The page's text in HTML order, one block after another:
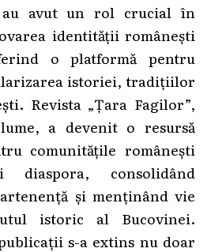
au avut un rol crucial în
identității românești
o platformă pentru
istoriei, tradițiilor
Revista „Țara Fagilor”,
a devenit o resursă
comunitățile românești
consolidând
și menținând vie
istoric al Bucovinei.
s-a extins nu doar